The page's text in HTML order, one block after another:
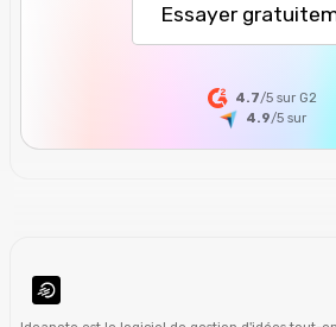
Essayer
4.7/5 sur G2
4.9/5sur